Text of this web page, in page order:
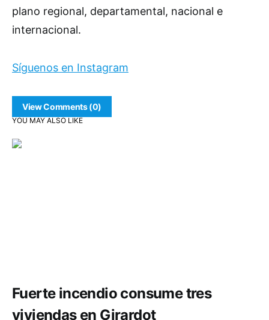
plano regional, departamental, nacional e
internacional.
Síguenos en Instagram
View Comments (0)
YOU MAY ALSO LIKE
Fuerte incendio consume tres
viviendas en Girardot